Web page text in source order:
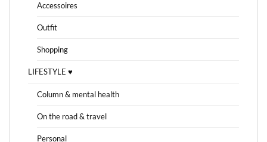
Accessoires
Outfit
Shopping
LIFESTYLE ♥
Column & mental health
On the road & travel
Personal